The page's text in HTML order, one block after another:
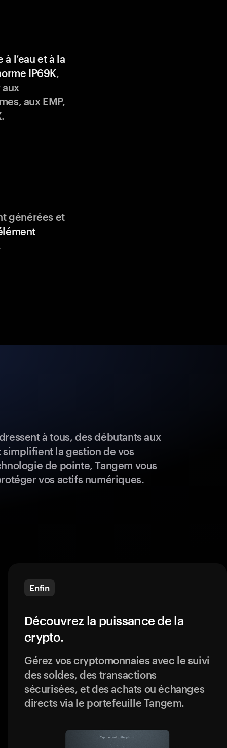
à l’eau et à la
IP69K,
aux EMP,
générées et
à tous, des débutants aux
la gestion de vos
de pointe, Tangem vous
vos actifs numériques.
Enfin
Découvrez la puissance de la
crypto.
Gérez vos cryptomonnaies avec le suivi
des soldes, des transactions
sécurisées, et des achats ou échanges
directs via le portefeuille Tangem.